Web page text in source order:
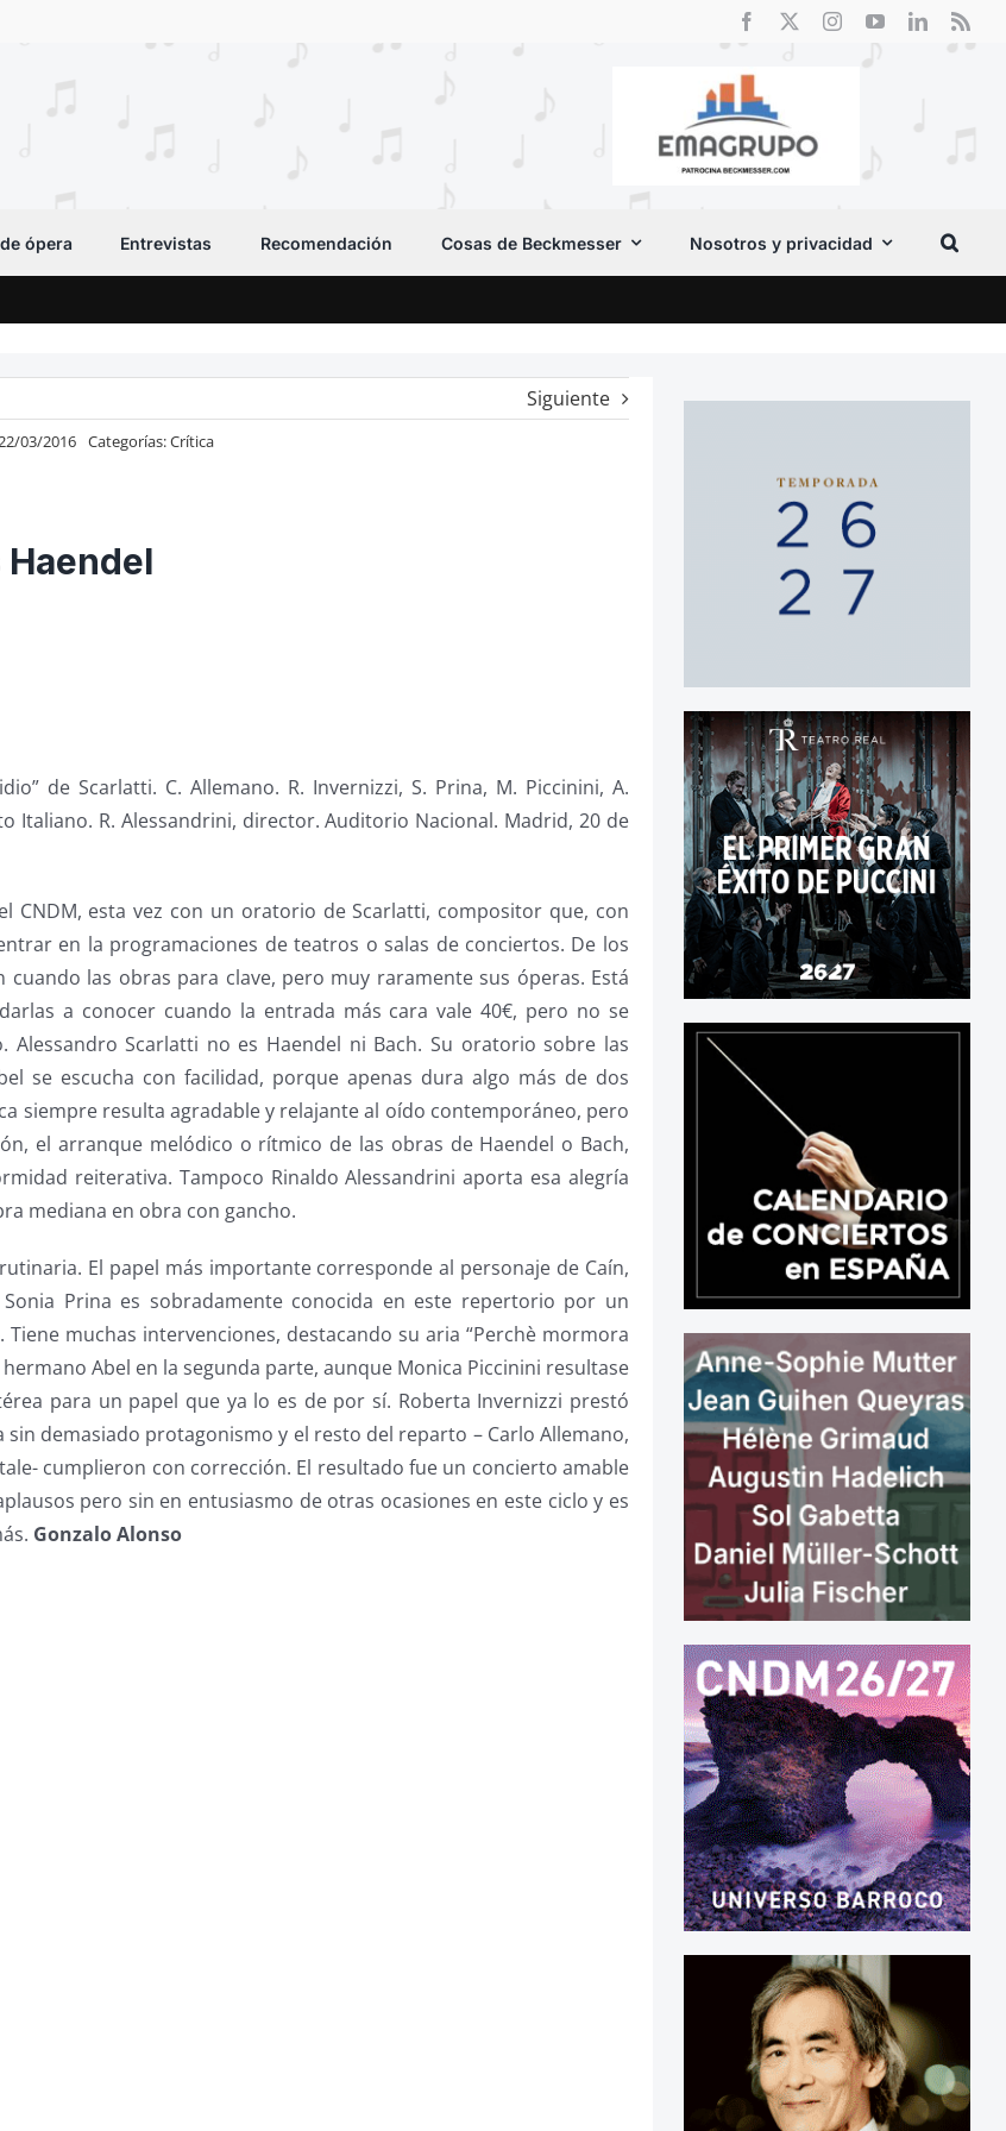
ópera Entrevistas Recomendación Cosas de Beckmesser Nosotros y privacidad
Siguiente
03/2016 Categorías:Crítica
de Scarlatti. C. Allemano. R. Invernizzi, S. Prina, M. Piccinini, A.
Italiano. R. Alessandrini, director. Auditorio Nacional. Madrid, 20 de
CNDM, esta vez con un oratorio de Scarlatti, compositor que, con
en la programaciones de teatros o salas de conciertos. De los
cuando las obras para clave, pero muy raramente sus óperas. Está
a conocer cuando la entrada más cara vale 40€, pero no se
Alessandro Scarlatti no es Haendel ni Bach. Su oratorio sobre las
se escucha con facilidad, porque apenas dura algo más de dos
siempre resulta agradable y relajante al oído contemporáneo, pero
el arranque melódico o rítmico de las obras de Haendel o Bach,
reiterativa. Tampoco Rinaldo Alessandrini aporta esa alegría
mediana en obra con gancho.
El papel más importante corresponde al personaje de Caín,
Prina es sobradamente conocida en este repertorio por un
muchas intervenciones, destacando su aria “Perchè mormora
Abel en la segunda parte, aunque Monica Piccinini resultase
para un papel que ya lo es de por sí. Roberta Invernizzi prestó
sin demasiado protagonismo y el resto del reparto – Carlo Allemano,
cumplieron con corrección. El resultado fue un concierto amable
pero sin en entusiasmo de otras ocasiones en este ciclo y es
Gonzalo Alonso